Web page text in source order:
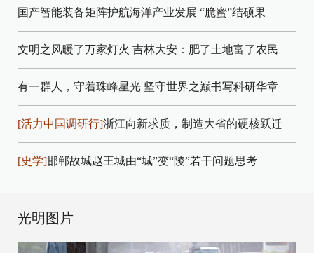
国产智能装备矩阵护航海洋产业发展 “脆蜜”结硕果
文明之风暖了万家灯火 吉林大安：肥了土地富了农民
有一群人，守着珠峰星光 坚守世界之巅书写科研华章
[活力中国调研行]浙江向新求质，制造大省的硬核跃迁
[史学]邯郸故城赵王城由“城”变“陵”若干问题思考
光明图片